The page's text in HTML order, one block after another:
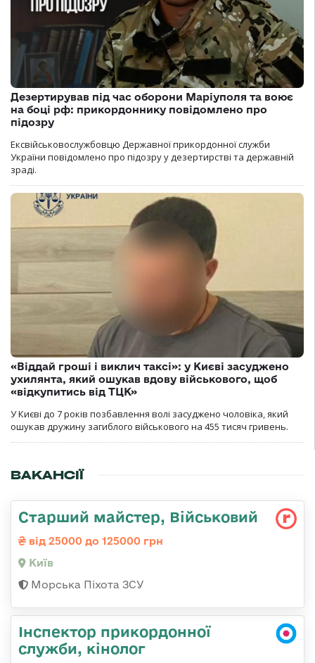
Дезертирував під час оборони Маріуполя та воює
на боці рф: прикордоннику повідомлено про
підозру
Ексвійськовослужбовцю Державної прикордонної служби
України повідомлено про підозру у дезертирстві та державній
зраді.
«Віддай гроші і виклич таксі»: у Києві засуджено
ухилянта, який ошукав вдову військового, щоб
«відкупитись від ТЦК»
У Києві до 7 років позбавлення волі засуджено чоловіка, який
ошукав дружину загиблого військового на 455 тисяч гривень.
ВАКАНСІЇ
Старший майстер, Військовий
від 25000 до 125000 грн
Київ
Морська Піхота ЗСУ
Інспектор прикордонної
служби, кінолог